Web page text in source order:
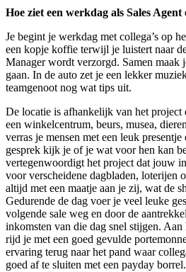
Hoe ziet een werkdag als Sales Agent
Je begint je werkdag met collega’s op
een kopje koffie terwijl je luistert naar
Manager wordt verzorgd. Samen maak
gaan. In de auto zet je een lekker
teamgenoot nog wat tips uit.
De locatie is afhankelijk van het project
een winkelcentrum, beurs, musea,
verras je mensen met een leuk
gesprek kijk je of je wat voor hen kan
vertegenwoordigt het project dat jouw
voor verscheidene dagbladen, loterijen
altijd met een maatje aan je zij, wat de
Gedurende de dag voer je veel leuke
volgende sale weg en door de
inkomsten van die dag snel stijgen.
rijd je met een goed gevulde
ervaring terug naar het pand waar
goed af te sluiten met een payday borrel.